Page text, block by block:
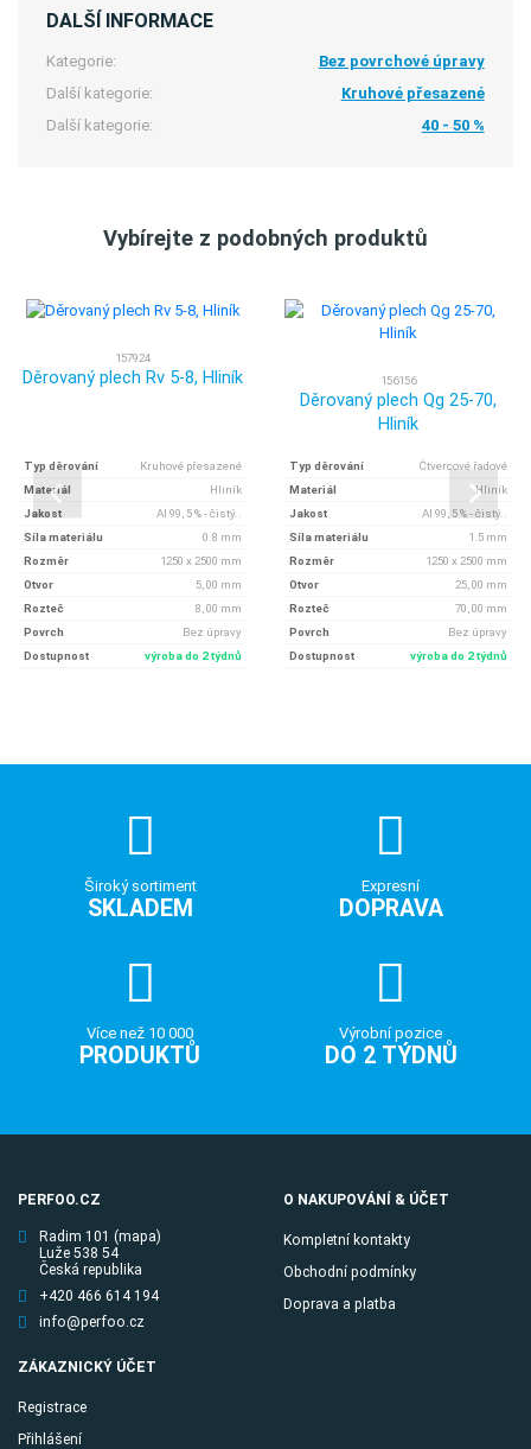
DALŠÍ INFORMACE
Kategorie:
Bez povrchové úpravy
Další kategorie:
Kruhové přesazené
Další kategorie:
40 - 50 %
Vybírejte z podobných produktů
157924
Děrovaný plech Rv 5-8, Hliník
Typ děrování
Kruhové přesazené
Materiál
Hliník
Jakost
Al 99, 5 % - čistý..
Síla materiálu
0.8 mm
Rozměr
1250 x 2500 mm
Otvor
5, 00 mm
Rozteč
8, 00 mm
Povrch
Bez úpravy
Dostupnost
výroba do 2 týdnů
156156
Děrovaný plech Qg 25-70,
Hliník
Typ děrování
Čtvercové řadové
Materiál
Hliník
Jakost
Al 99, 5 % - čistý..
Síla materiálu
1.5 mm
Rozměr
1250 x 2500 mm
Otvor
25, 00 mm
Rozteč
70, 00 mm
Povrch
Bez úpravy
Dostupnost
výroba do 2 týdnů
Široký sortiment
SKLADEM
Expresní
DOPRAVA
Více než 10 000
PRODUKTŮ
Výrobní pozice
DO 2 TÝDNŮ
PERFOO.CZ
Radim 101 (mapa)
Luže 538 54
Česká republika
+420 466 614 194
info@perfoo.cz
O NAKUPOVÁNÍ & ÚČET
Kompletní kontakty
Obchodní podmínky
Doprava a platba
ZÁKAZNICKÝ ÚČET
Registrace
Přihlášení